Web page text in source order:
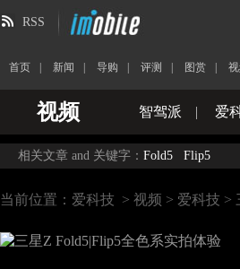
RSS
首页 新闻 导购 评测 图赏
视频 智驾派 | 爱
相关文章 and 关键字： Fold5 Flip5
当前位置： 爱科技 > 视频 > 爱科技 >